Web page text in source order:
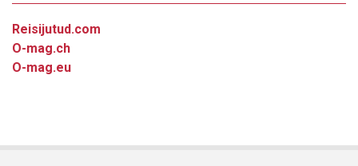
Reisijutud.com
O-mag.ch
O-mag.eu